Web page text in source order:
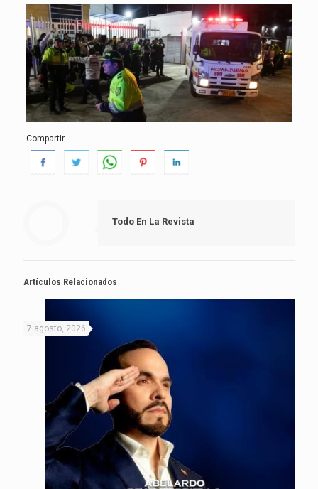
Compartir...
Todo En La Revista
Artículos Relacionados
7 agosto, 2026